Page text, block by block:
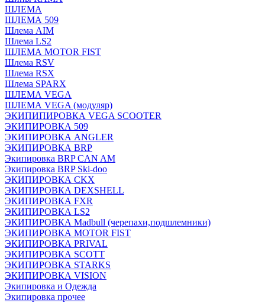
ШЛЕМА
ШЛЕМА 509
Шлема AIM
Шлема LS2
ШЛЕМА MOTOR FIST
Шлема RSV
Шлема RSX
Шлема SPARX
ШЛЕМА VEGA
ШЛЕМА VEGA (модуляр)
ЭКИПИПИРОВКА VEGA SCOOTER
ЭКИПИРОВКА 509
ЭКИПИРОВКА ANGLER
ЭКИПИРОВКА BRP
Экипировка BRP CAN AM
Экипировка BRP Ski-doo
ЭКИПИРОВКА CKX
ЭКИПИРОВКА DEXSHELL
ЭКИПИРОВКА FXR
ЭКИПИРОВКА LS2
ЭКИПИРОВКА Madbull (черепахи,подшлемники)
ЭКИПИРОВКА MOTOR FIST
ЭКИПИРОВКА PRIVAL
ЭКИПИРОВКА SCOTT
ЭКИПИРОВКА STARKS
ЭКИПИРОВКА VISION
Экипировка и Одежда
Экипировка прочее